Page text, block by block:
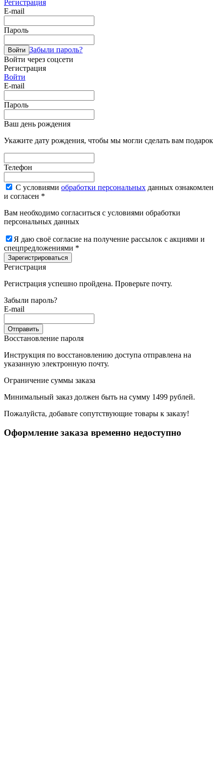
Регистрация
E-mail
Пароль
Войти Забыли пароль?
Войти через соцсети
Регистрация
Войти
E-mail
Пароль
Ваш день рождения
Укажите дату рождения, чтобы мы могли сделать вам подарок
Телефон
С условиями обработки персональных данных ознакомлен
и согласен *
Вам необходимо согласиться с условиями обработки
персональных данных
Я даю своё согласие на получение рассылок с акциями и
спецпредложениями *
Зарегистрироваться
Регистрация
Регистрация успешно пройдена. Проверьте почту.
Забыли пароль?
E-mail
Отправить
Восстановление пароля
Инструкция по восстановлению доступа отправлена на
указанную электронную почту.
Ограничение суммы заказа
Минимальный заказ должен быть на сумму 1499 рублей.
Пожалуйста, добавьте сопутствующие товары к заказу!
Оформление заказа временно недоступно